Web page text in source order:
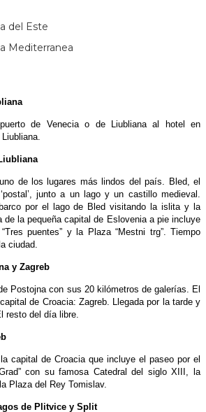
del Este
Mediterranea
de Venecia o de Liubliana al hotel en
de los lugares más lindos del país. Bled, el
junto a un lago y un castillo medieval.
por el lago de Bled visitando la islita y la
la pequeña capital de Eslovenia a pie incluye
puentes” y la Plaza “Mestni trg”. Tiempo
ciudad.
y Zagreb
Postojna con sus 20 kilómetros de galerías. El
de Croacia: Zagreb. Llegada por la tarde y
resto del día libre.
capital de Croacia que incluye el paseo por el
con su famosa Catedral del siglo XIII, la
Plaza del Rey Tomislav.
de Plitvice y Split